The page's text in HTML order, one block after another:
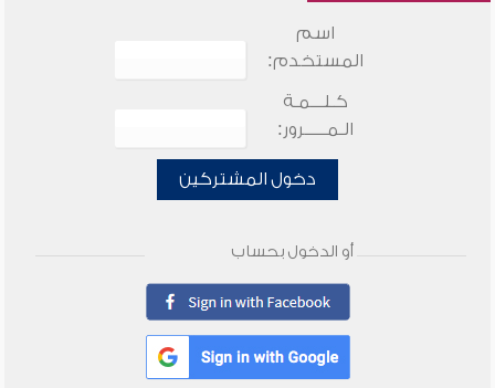
اسم
المستخدم:
كـلـــمـة
الـمـــــرور:
دخول المشتركين
أو الدخول بحساب